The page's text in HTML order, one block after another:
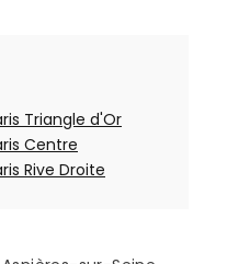
Triangle d'Or
Centre
Rive Droite